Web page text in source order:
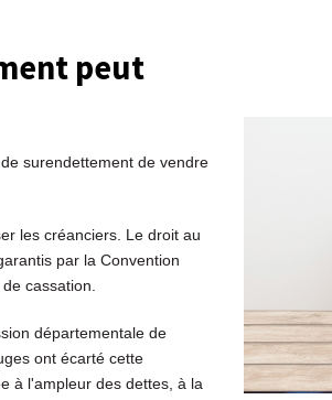
peut
surendettement de vendre
les créanciers. Le droit au
par la Convention
cassation.
départementale de
ont écarté cette
à l'ampleur des dettes, à la